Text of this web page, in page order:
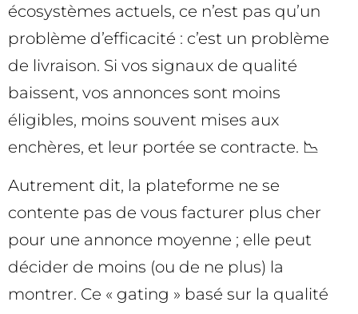
écosystèmes actuels, ce n’est pas qu’un
problème d’efficacité : c’est un problème
de livraison. Si vos signaux de qualité
baissent, vos annonces sont moins
éligibles, moins souvent mises aux
enchères, et leur portée se contracte. 📉
Autrement dit, la plateforme ne se
contente pas de vous facturer plus cher
pour une annonce moyenne ; elle peut
décider de moins (ou de ne plus) la
montrer. Ce « gating » basé sur la qualité